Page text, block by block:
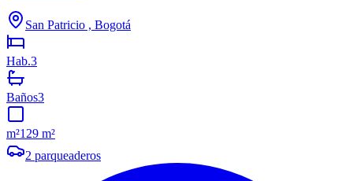
San Patricio , Bogotá
Hab.3
Baños3
m²129 m²
2 parqueaderos